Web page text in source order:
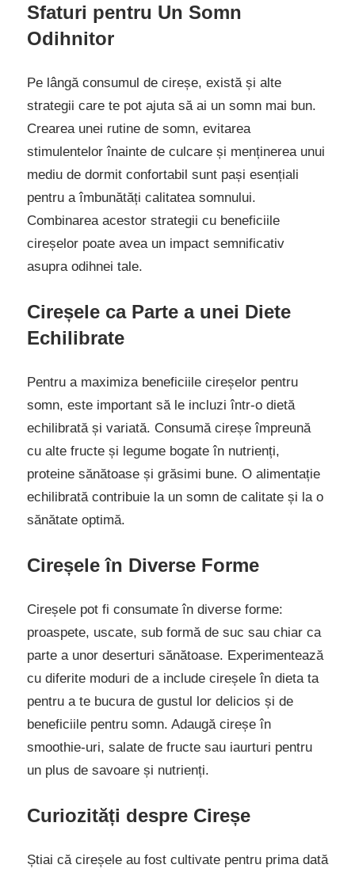
Sfaturi pentru Un Somn
Odihnitor
Pe lângă consumul de cireșe, există și alte
strategii care te pot ajuta să ai un somn mai bun.
Crearea unei rutine de somn, evitarea
stimulentelor înainte de culcare și menținerea unui
mediu de dormit confortabil sunt pași esențiali
pentru a îmbunătăți calitatea somnului.
Combinarea acestor strategii cu beneficiile
cireșelor poate avea un impact semnificativ
asupra odihnei tale.
Cireșele ca Parte a unei Diete
Echilibrate
Pentru a maximiza beneficiile cireșelor pentru
somn, este important să le incluzi într-o dietă
echilibrată și variată. Consumă cireșe împreună
cu alte fructe și legume bogate în nutrienți,
proteine sănătoase și grăsimi bune. O alimentație
echilibrată contribuie la un somn de calitate și la o
sănătate optimă.
Cireșele în Diverse Forme
Cireșele pot fi consumate în diverse forme:
proaspete, uscate, sub formă de suc sau chiar ca
parte a unor deserturi sănătoase. Experimentează
cu diferite moduri de a include cireșele în dieta ta
pentru a te bucura de gustul lor delicios și de
beneficiile pentru somn. Adaugă cireșe în
smoothie-uri, salate de fructe sau iaurturi pentru
un plus de savoare și nutrienți.
Curiozități despre Cireșe
Știai că cireșele au fost cultivate pentru prima dată